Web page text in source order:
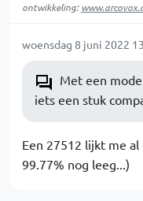
ontwikkeling:
woensdag 8 juni 2022
Met een
iets een stuk
Een 27512 lijkt me
99.77% nog leeg...)